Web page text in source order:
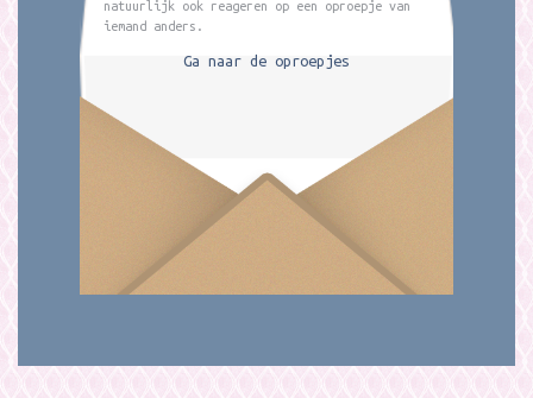
natuurlijk ook reageren op een oproepje van
iemand anders.
Ga naar de oproepjes